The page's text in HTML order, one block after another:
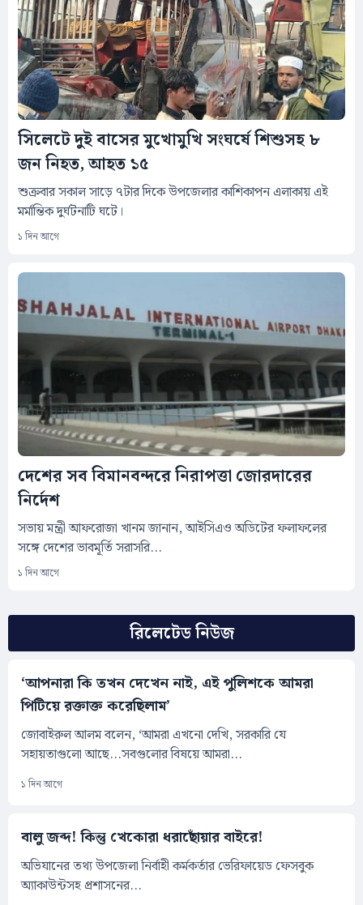
রিলেটেড নিউজ
‘আপনারা কি তখন দেখেন নাই, এই পুলিশকে আমরা
পিটিয়ে রক্তাক্ত করেছিলাম’
জোবাইরুল আলম বলেন, ‘আমরা এখনো দেখি, সরকারি যে
সহায়তাগুলো আছে...সবগুলোর বিষয়ে আমরা...
১ দিন আগে
বালু জব্দ! কিন্তু খেকোরা ধরাছোঁয়ার বাইরে!
অভিযানের তথ্য উপজেলা নির্বাহী কর্মকর্তার ভেরিফায়েড ফেসবুক
অ্যাকাউন্টসহ প্রশাসনের...
সিলেটে দুই বাসের মুখোমুখি সংঘর্ষে শিশুসহ ৮
জন নিহত, আহত ১৫
শুক্রবার সকাল সাড়ে ৭টার দিকে উপজেলার কাশিকাপন এলাকায় এই
মর্মান্তিক দুর্ঘটনাটি ঘটে।
১ দিন আগে
দেশের সব বিমানবন্দরে নিরাপত্তা জোরদারের
নির্দেশ
সভায় মন্ত্রী আফরোজা খানম জানান, আইসিএও অডিটের ফলাফলের
সঙ্গে দেশের ভাবমূর্তি সরাসরি...
১ দিন আগে